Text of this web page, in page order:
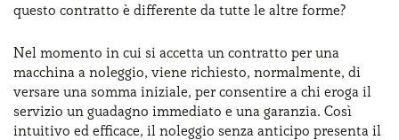
questo contratto è differente da tutte le altre forme?
Nel momento in cui si accetta un contratto per una
macchina a noleggio, viene richiesto, normalmente, di
versare una somma iniziale, per consentire a chi eroga il
servizio un guadagno immediato e una garanzia. Così
intuitivo ed efficace, il noleggio senza anticipo presenta il